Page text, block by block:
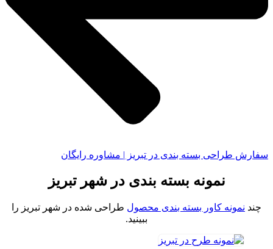
سفارش طراحی بسته بندی در تبریز | مشاوره رایگان
نمونه بسته بندی در شهر تبریز
چند نمونه کاور بسته بندی محصول طراحی شده در شهر تبریز را
ببینید.